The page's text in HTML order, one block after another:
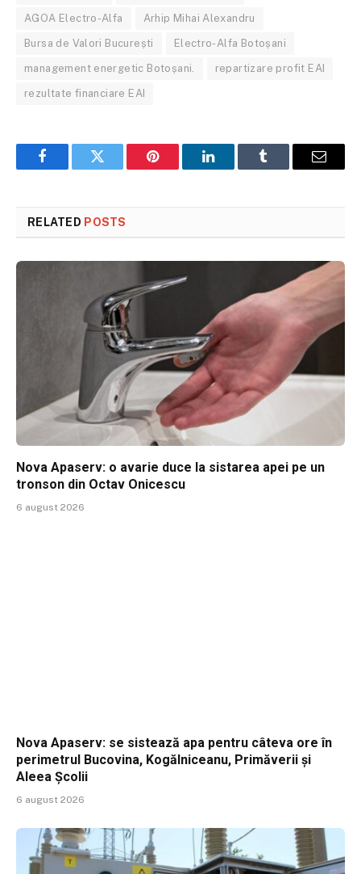
AGOA Electro-Alfa Arhip Mihai Alexandru
Bursa de Valori București Electro-Alfa Botoșani
management energetic Botoșani. repartizare profit EAI
rezultate financiare EAI
FacebookTwitter Pinterest LinkedInTumblr Email
RELATED POSTS
Nova Apaserv: o avarie duce la sistarea apei pe un
tronson din Octav Onicescu
6 august 2026
Nova Apaserv: se sistează apa pentru câteva ore în
perimetrul Bucovina, Kogălniceanu, Primăverii și
Aleea Școlii
6 august 2026